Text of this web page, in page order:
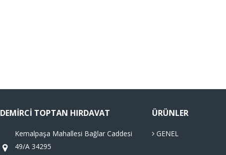
DEMIRCI TOPTAN HIRDAVAT
Kemalpaşa Mahallesi Bağlar Caddesi
49/A 34295
ÜRÜNLER
GENEL